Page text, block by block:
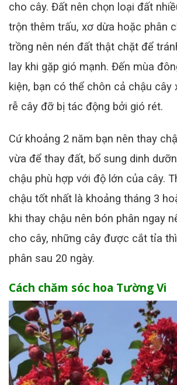
cho cây. Đất nên chọn loại đất
trộn thêm trấu, xơ dừa hoặc phân
trồng nên nén đất thật chặt để
lay khi gặp gió mạnh. Đến mùa
kiện, bạn có thể chôn cả chậu cây
rễ cây đỡ bị tác động bởi gió rét.
Cứ khoảng 2 năm bạn nên thay
vừa để thay đất, bổ sung dinh
chậu phù hợp với độ lớn của cây.
chậu tốt nhất là khoảng tháng 3
khi thay chậu nên bón phân ngay
cho cây, những cây được cắt tỉa
phân sau 20 ngày.
Cách chăm sóc hoa Tường Vi